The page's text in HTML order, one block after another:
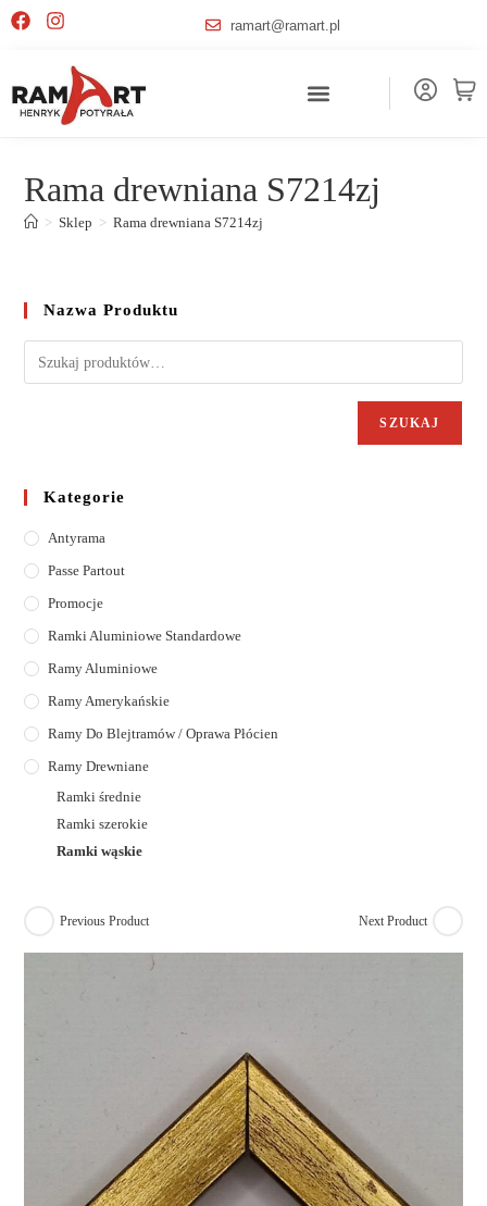
ramart@ramart.pl
Rama drewniana S7214zj
> Sklep > Rama drewniana S7214zj
Previous Product Next Product
Nazwa Produktu
SZUKAJ
Kategorie
Antyrama
Passe Partout
Promocje
Ramki Aluminiowe Standardowe
Ramy Aluminiowe
Ramy Amerykańskie
Ramy Do Blejtramów / Oprawa Płócien
Ramy Drewniane
Ramki średnie
Ramki szerokie
Ramki wąskie